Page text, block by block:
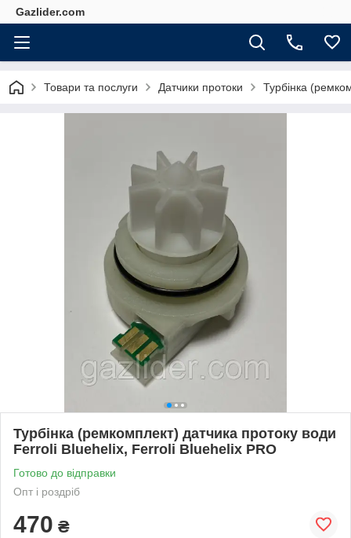
Gazlider.com
Товари та послуги Датчики протоки Турбінка
Турбінка (ремкомплект) датчика протоку води
Ferroli Bluehelix, Ferroli Bluehelix PRO
Готово до відправки
Опт і роздріб
470 ₴